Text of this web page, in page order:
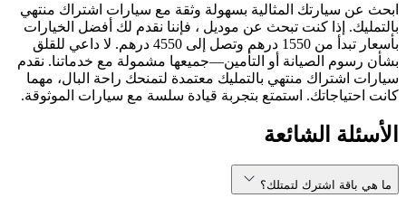
ابحث عن سيارتك المثالية بسهولة وثقة مع سيارات اشتراك منتهي
بالتمليك. إذا كنت تبحث عن موديل ، فإننا نقدم لك أفضل الخيارات
بأسعار تبدأ من 1550 درهم وتصل إلى 4550 درهم. لا داعي للقلق
بشأن رسوم الصيانة أو التأمين—جميعها مشمولة مع خدماتنا. نقدم
سيارات اشتراك منتهي بالتمليك معتمدة لتمنحك راحة البال، مهما
كانت احتياجاتك. استمتع بتجربة قيادة سلسة مع سيارات الموثوقة.
الأسئلة الشائعة
ما هي باقة اشترك لتمتلك؟